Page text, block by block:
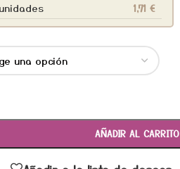
1,71 €
AÑADIR AL CARRITO